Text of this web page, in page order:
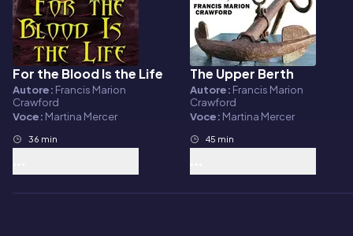
Audiolibro
For the Blood Is the Life
Autore: Francis Marion
Crawford
Voce: Martina Mercer
36 min
Audiolibro
The Upper Berth
Autore: Francis Marion
Crawford
Voce: Martina Mercer
45 min